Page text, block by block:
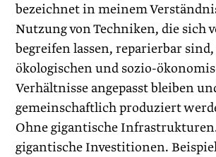
bezeichnet in meinem
Nutzung von Techniken, die sich
begreifen lassen, reparierbar
ökologischen und sozio-
Verhältnisse angepasst bleiben
gemeinschaftlich produziert
Ohne gigantische
gigantische Investitionen.